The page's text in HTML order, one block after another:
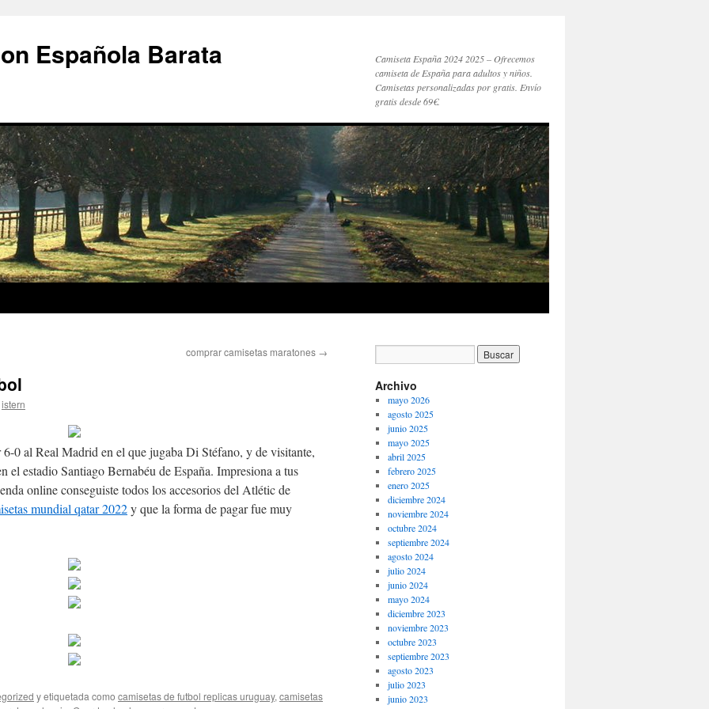
Española Barata
Camiseta España 2024 2025 – Ofrecemos
camiseta de España para adultos y niños.
Camisetas personalizadas por gratis. Envío
gratis desde 69€.
comprar camisetas maratones →
istern
0 al Real Madrid en el que jugaba Di Stéfano, y de visitante,
el estadio Santiago Bernabéu de España. Impresiona a tus
online conseguiste todos los accesorios del Atlétic de
mundial qatar 2022y que la forma de pagar fue muy
y etiquetada como camisetas de futbol replicas uruguay, camisetas
Archivo
mayo 2026
agosto 2025
junio 2025
mayo 2025
abril 2025
febrero 2025
enero 2025
diciembre 2024
noviembre 2024
octubre 2024
septiembre 2024
agosto 2024
julio 2024
junio 2024
mayo 2024
diciembre 2023
noviembre 2023
octubre 2023
septiembre 2023
agosto 2023
julio 2023
junio 2023